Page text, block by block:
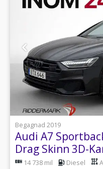
Begagnad 2019
Audi A7
Drag Skinn 3D-
14 738 mil Diesel